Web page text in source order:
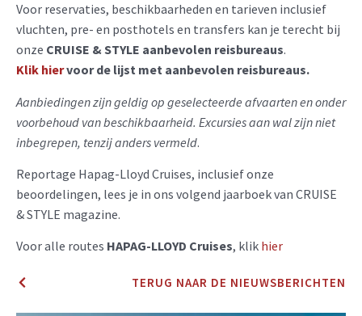
Voor reservaties, beschikbaarheden en tarieven inclusief
vluchten, pre- en posthotels en transfers kan je terecht bij
onze CRUISE & STYLE aanbevolen reisbureaus.
Klik hiervoor de lijst met aanbevolen reisbureaus.
Aanbiedingen zijn geldig op geselecteerde afvaarten en onder
voorbehoud van beschikbaarheid. Excursies aan wal zijn niet
inbegrepen, tenzij anders vermeld.
Reportage Hapag-Lloyd Cruises, inclusief onze
beoordelingen, lees je in ons volgend jaarboek van CRUISE
& STYLE magazine.
Voor alle routes HAPAG-LLOYD Cruises, klik hier
TERUG NAAR DE NIEUWSBERICHTEN